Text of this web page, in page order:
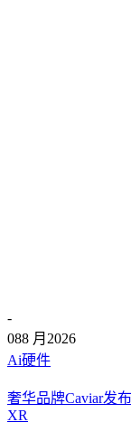
-
088 月 2026
Ai硬件
奢华品牌Caviar发
XR